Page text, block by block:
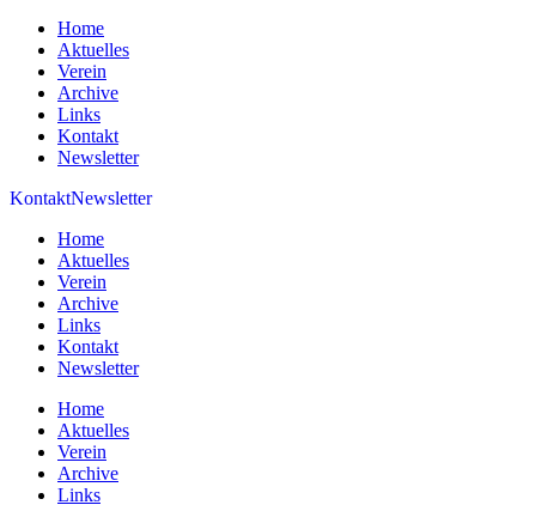
Home
Aktuelles
Verein
Archive
Links
Kontakt
Newsletter
KontaktNewsletter
Home
Aktuelles
Verein
Archive
Links
Kontakt
Newsletter
Home
Aktuelles
Verein
Archive
Links